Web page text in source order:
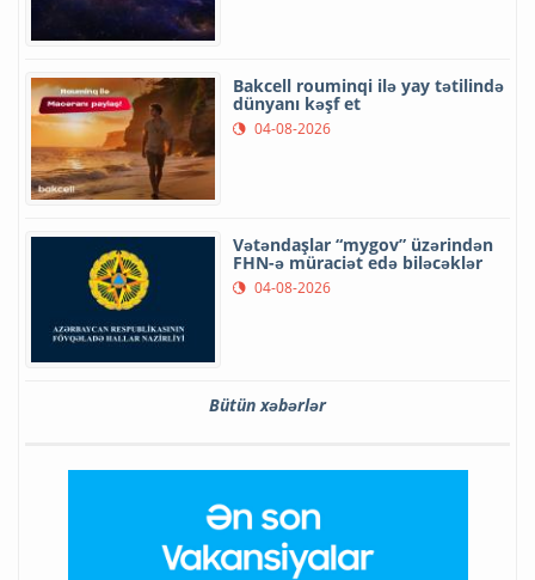
Bakcell rouminqi ilə yay tətilində
dünyanı kəşf et
04-08-2026
Vətəndaşlar “mygov” üzərindən
FHN-ə müraciət edə biləcəklər
04-08-2026
Bütün xəbərlər